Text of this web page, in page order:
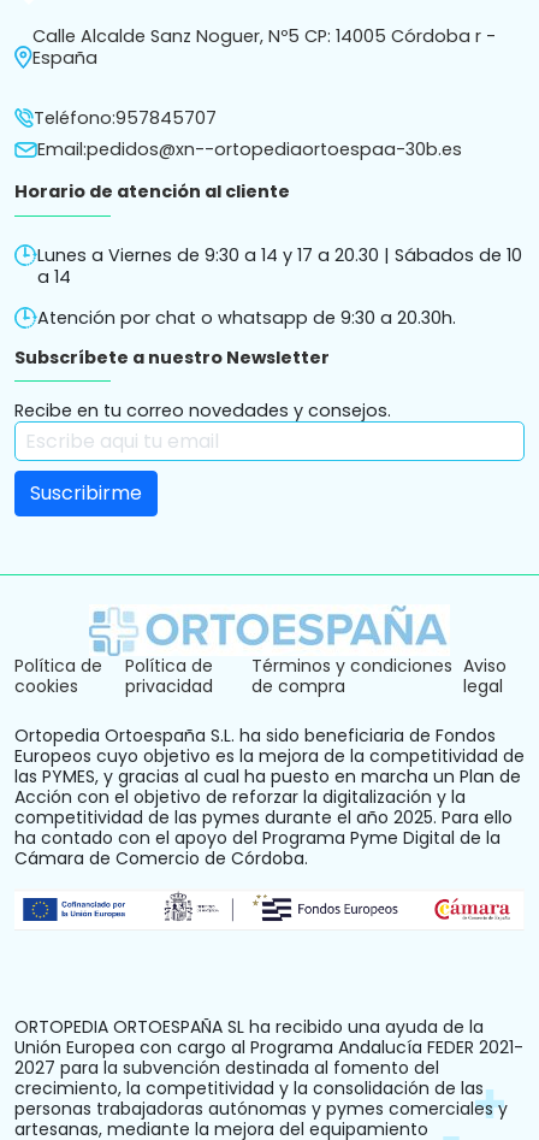
Calle Alcalde Sanz Noguer, Nº5 CP: 14005 Córdoba r -
España
Teléfono:957845707
Email:pedidos@xn--ortopediaortoespaa-30b.es
Horario de atención al cliente
Lunes a Viernes de 9:30 a 14 y 17 a 20.30 | Sábados de 10
a 14
Atención por chat o whatsapp de 9:30 a 20.30h.
Subscríbete a nuestro Newsletter
Recibe en tu correo novedades y consejos.
Política de
cookies
Política de
privacidad
Términos y condiciones
de compra
Aviso
legal
Ortopedia Ortoespaña S.L. ha sido beneficiaria de Fondos
Europeos cuyo objetivo es la mejora de la competitividad de
las PYMES, y gracias al cual ha puesto en marcha un Plan de
Acción con el objetivo de reforzar la digitalización y la
competitividad de las pymes durante el año 2025. Para ello
ha contado con el apoyo del Programa Pyme Digital de la
Cámara de Comercio de Córdoba.
ORTOPEDIA ORTOESPAÑA SL ha recibido una ayuda de la
Unión Europea con cargo al Programa Andalucía FEDER 2021-
2027 para la subvención destinada al fomento del
crecimiento, la competitividad y la consolidación de las
personas trabajadoras autónomas y pymes comerciales y
artesanas, mediante la mejora del equipamiento